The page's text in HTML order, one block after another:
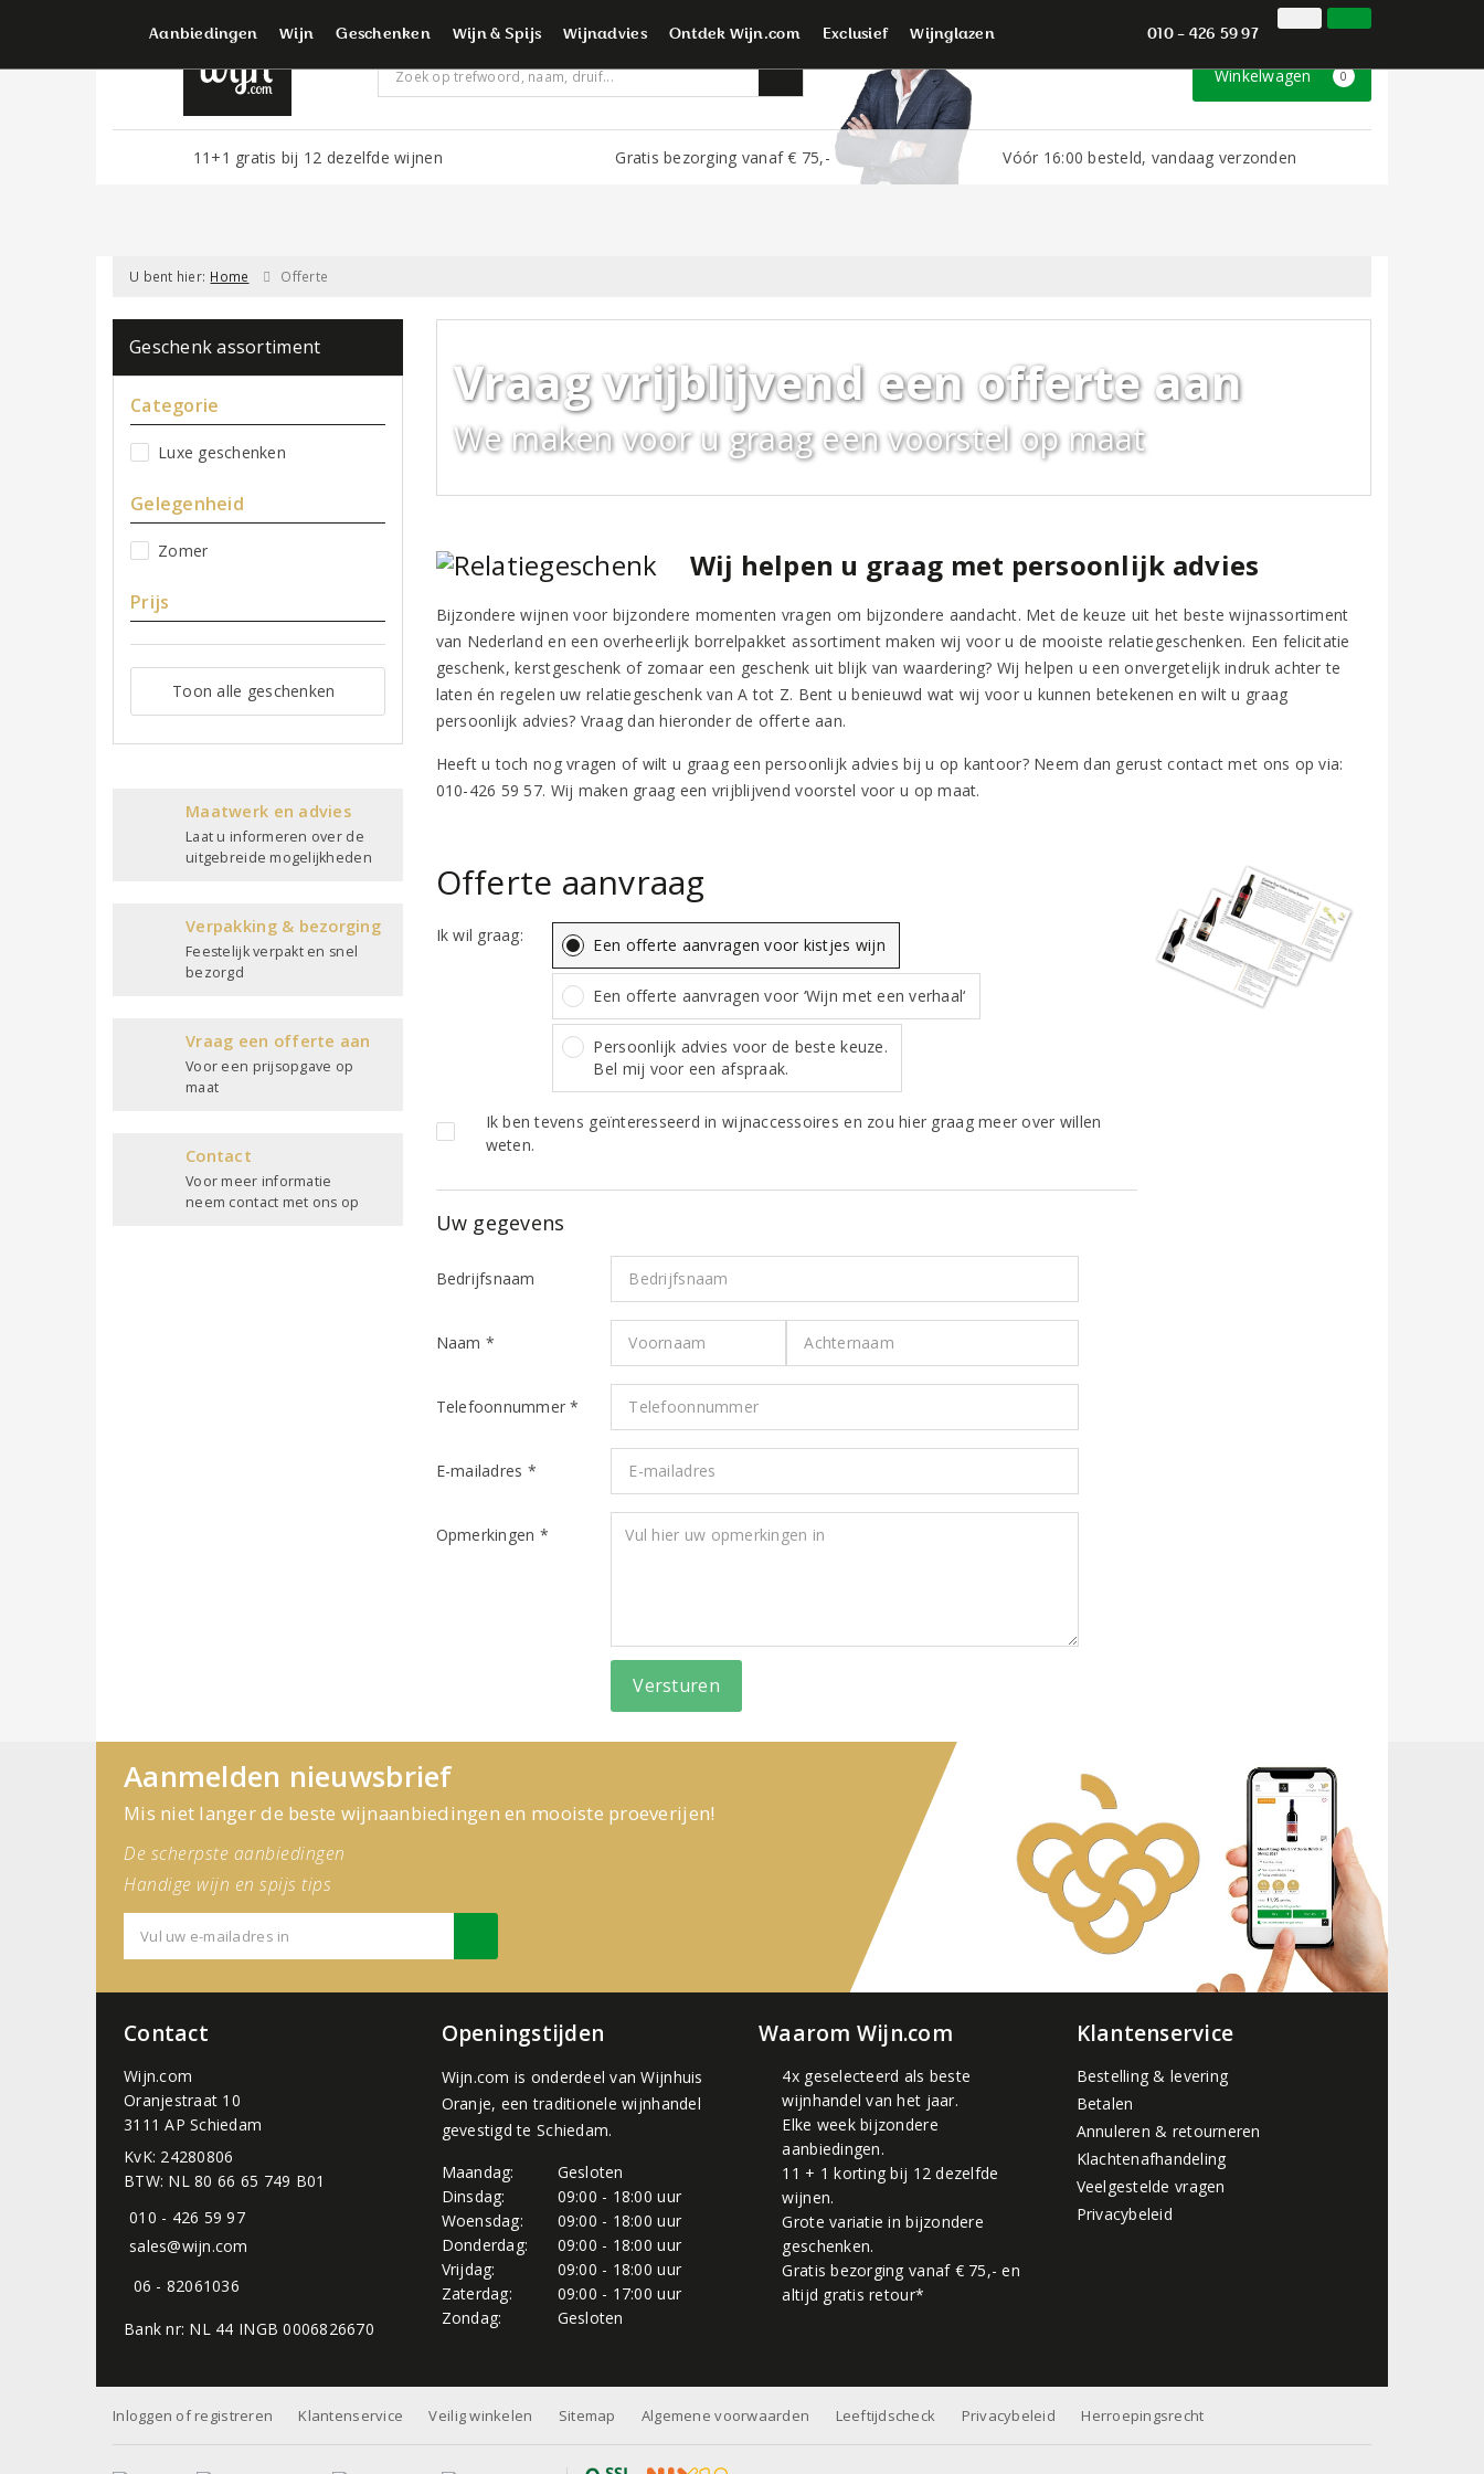
Voor dé wijnliefhebbers 010 - 426 59 97 Inloggen Klantenservice
Winkelwagen 0
11+1 gratis bij 12 dezelfde wijnen Gratis bezorging vanaf € 75,- Vóór 16:00 besteld, vandaag verzonden
Aanbiedingen Wijn Geschenken Wijn & Spijs Wijnadvies Ontdek Wijn.com Exclusief Wijnglazen 010 - 426 59 97
U bent hier: Home Offerte
Geschenk assortiment
Categorie
Luxe geschenken
Gelegenheid
Zomer
Prijs
Toon alle geschenken
Maatwerk en advies
Laat u informeren over de
uitgebreide mogelijkheden
Verpakking & bezorging
Feestelijk verpakt en snel
bezorgd
Vraag een offerte aan
Voor een prijsopgave op
maat
Contact
Voor meer informatie
neem contact met ons op
Vraag vrijblijvend een offerte aan
We maken voor u graag een voorstel op maat
Wij helpen u graag met persoonlijk advies
Bijzondere wijnen voor bijzondere momenten vragen om bijzondere aandacht. Met de keuze uit het beste wijnassortiment
van Nederland en een overheerlijk borrelpakket assortiment maken wij voor u de mooiste relatiegeschenken. Een felicitatie
geschenk, kerstgeschenk of zomaar een geschenk uit blijk van waardering? Wij helpen u een onvergetelijk indruk achter te
laten én regelen uw relatiegeschenk van A tot Z. Bent u benieuwd wat wij voor u kunnen betekenen en wilt u graag
persoonlijk advies? Vraag dan hieronder de offerte aan.
Heeft u toch nog vragen of wilt u graag een persoonlijk advies bij u op kantoor? Neem dan gerust contact met ons op via:
010-426 59 57. Wij maken graag een vrijblijvend voorstel voor u op maat.
Offerte aanvraag
Ik wil graag: Een offerte aanvragen voor kistjes wijn
Een offerte aanvragen voor ‘Wijn met een verhaal‘
Persoonlijk advies voor de beste keuze.
Bel mij voor een afspraak.
Ik ben tevens geïnteresseerd in wijnaccessoires en zou hier graag meer over willen
weten.
Uw gegevens
Bedrijfsnaam
Naam *
Telefoonnummer *
E-mailadres *
Opmerkingen *
Aanmelden nieuwsbrief
Mis niet langer de beste wijnaanbiedingen en mooiste proeverijen!
De scherpste aanbiedingen
Handige wijn en spijs tips
Contact
Wijn.com
Oranjestraat 10
3111 AP Schiedam
KvK: 24280806
BTW: NL 80 66 65 749 B01
010 - 426 59 97
sales@wijn.com
06 - 82061036
Bank nr: NL 44 INGB 0006826670
Openingstijden
Wijn.com is onderdeel vanWijnhuis
Oranje, een traditionele wijnhandel
gevestigd te Schiedam.
Maandag:
Gesloten
Dinsdag:
09:00 - 18:00 uur
Woensdag:
09:00 - 18:00 uur
Donderdag:
09:00 - 18:00 uur
Vrijdag:
09:00 - 18:00 uur
Zaterdag:
09:00 - 17:00 uur
Zondag:
Gesloten
Waarom Wijn.com
4x geselecteerd als beste
wijnhandel van het jaar.
Elke week bijzondere
aanbiedingen.
11 + 1 korting bij 12 dezelfde
wijnen.
Grote variatie in bijzondere
geschenken.
Gratis bezorging vanaf € 75,- en
altijd gratis retour*
Klantenservice
Bestelling & levering
Betalen
Annuleren & retourneren
Klachtenafhandeling
Veelgestelde vragen
Privacybeleid
Inloggen of registreren Klantenservice Veilig winkelen Sitemap Algemene voorwaarden Leeftijdscheck Privacybeleid Herroepingsrecht